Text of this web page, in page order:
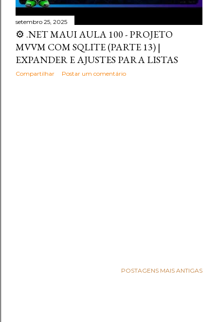
setembro 25, 2025
⚙️ .NET MAUI AULA 100 - PROJETO
MVVM COM SQLITE (PARTE 13) |
EXPANDER E AJUSTES PARA LISTAS
Compartilhar Postar um comentário
POSTAGENS MAIS ANTIGAS